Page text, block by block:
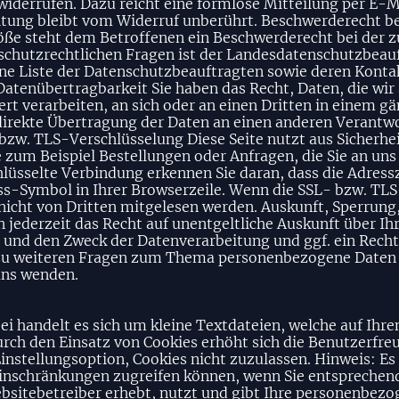
Dazu reicht eine formlose Mitteilung per E-
bleibt vom Widerruf unberührt. Beschwerderecht
steht dem Betroffenen ein Beschwerderecht bei der
Fragen ist der
Liste der Datenschutzbeauftragten sowie deren
Sie haben das Recht, Daten, die
verarbeiten, an sich oder an einen Dritten in einem
Übertragung der Daten an einen anderen
TLS-Verschlüsselung Diese Seite nutzt aus
Beispiel Bestellungen oder Anfragen, die Sie an
Verbindung erkennen Sie daran, dass die
Symbol in Ihrer Browserzeile. Wenn die SSL- bzw.
von Dritten mitgelesen werden. Auskunft,
das Recht auf unentgeltliche Auskunft über
den Zweck der Datenverarbeitung und ggf. ein
weiteren Fragen zum Thema personenbezogene
wenden.
handelt es sich um kleine Textdateien, welche auf
den Einsatz von Cookies erhöht sich die
Cookies nicht zuzulassen. Hinweis:
zugreifen können, wenn Sie
erhebt, nutzt und gibt Ihre